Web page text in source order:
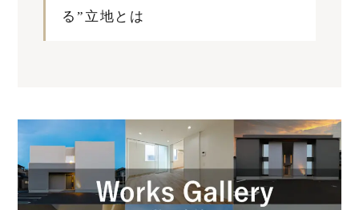
る”立地とは